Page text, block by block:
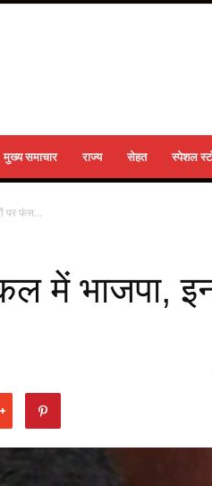
मुख्य समाचार राज्य सेहत स्पेशल
पर फंस...
में भाजपा,